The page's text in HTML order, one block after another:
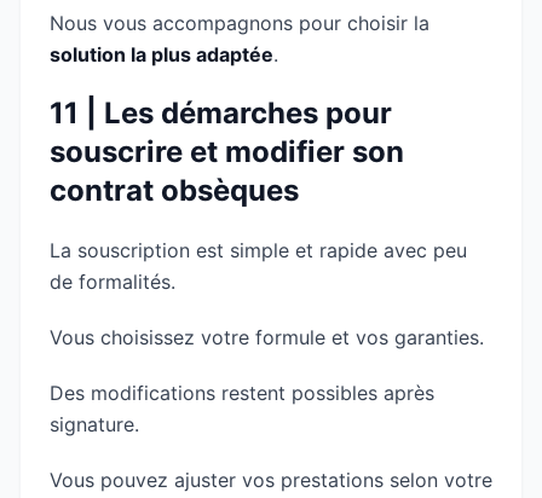
Nous vous accompagnons pour choisir la
solution la plus adaptée.
11 | Les démarches pour
souscrire et modifier son
contrat obsèques
La souscription est simple et rapide avec peu
de formalités.
Vous choisissez votre formule et vos garanties.
Des modifications restent possibles après
signature.
Vous pouvez ajuster vos prestations selon votre